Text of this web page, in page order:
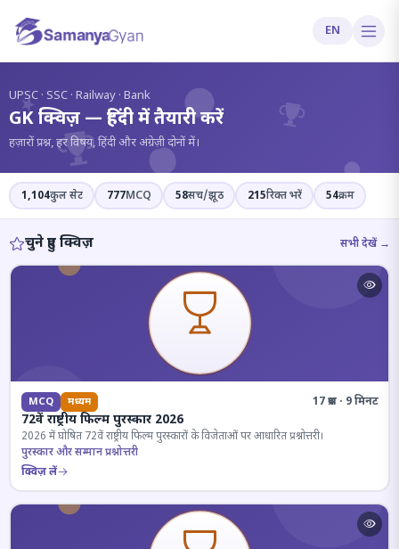
EN
?
UPSC · SSC · Railway · Bank
GK क्विज़ — हिंदी में तैयारी करें
हज़ारों प्रश्न, हर विषय, हिंदी और अंग्रेज़ी दोनों में।
1,104कुल सेट 777MCQ 58सच/झूठ 215रिक्त भरें 54क्रम
चुने हुए क्विज़ सभी देखें →
MCQ मध्यम 17 प्रश्न · 9 मिनट
72वें राष्ट्रीय फिल्म पुरस्कार 2026
2026 में घोषित 72वें राष्ट्रीय फिल्म पुरस्कारों के विजेताओं पर आधारित प्रश्नोत्तरी।
पुरस्कार और सम्मान प्रश्नोत्तरी
क्विज़ लें